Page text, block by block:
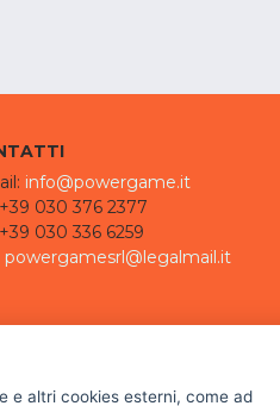
info@powergame.it
030 376 2377
030 336 6259
powergamesrl@legalmail.it
e altri cookies esterni, come ad